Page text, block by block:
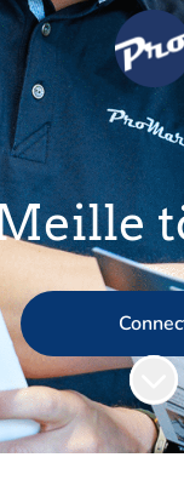
Siirry